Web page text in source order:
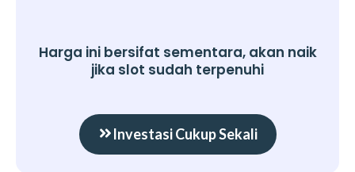
Harga ini bersifat sementara, akan naik
jika slot sudah terpenuhi
Investasi Cukup Sekali